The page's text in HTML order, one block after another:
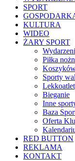
SPORT
KULTURA
WIDEO
ŻARY SPORT
Piłka
Sporty
Bieganie
Inne
Baza
Oferta
RED BUTTON
REKLAMA
KONTAKT